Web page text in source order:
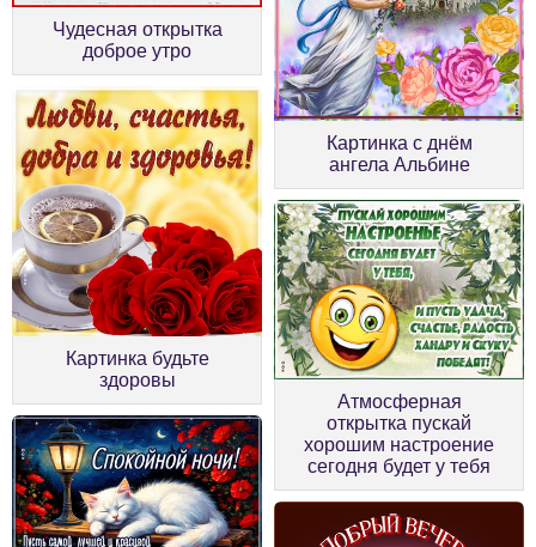
Чудесная открытка
доброе утро
Картинка с днём
ангела Альбине
Картинка будьте
здоровы
Атмосферная
открытка пускай
хорошим настроение
сегодня будет у тебя